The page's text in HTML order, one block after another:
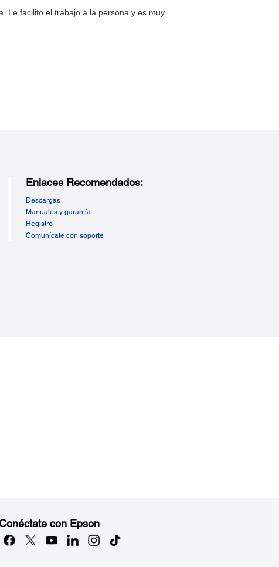
Enlaces Recomendados:
Descargas
Manuales y garantía
Registro
Comunícate con soporte
con Epson